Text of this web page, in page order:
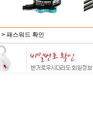
> 패스워드 확인